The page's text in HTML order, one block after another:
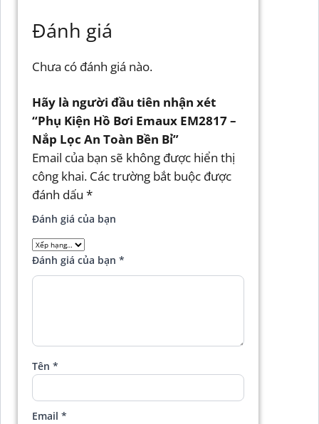
Đánh giá
Chưa có đánh giá nào.
Hãy là người đầu tiên nhận xét
“Phụ Kiện Hồ Bơi Emaux EM2817 –
Nắp Lọc An Toàn Bền Bỉ”
Email của bạn sẽ không được hiển thị
công khai. Các trường bắt buộc được
đánh dấu *
Đánh giá của bạn
Đánh giá của bạn *
Tên *
Email *